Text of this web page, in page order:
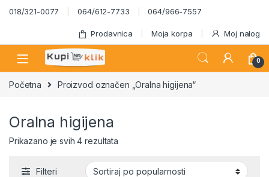
Skip to navigation
Skip to content
018/321-0077 064/612-7733 064/966-7557
Prodavnica Moja korpa Moj nalog
0
Početna Proizvod označen „Oralna higijena“
Oralna higijena
Prikazano je svih 4 rezultataSortirano po popularnosti
Filteri